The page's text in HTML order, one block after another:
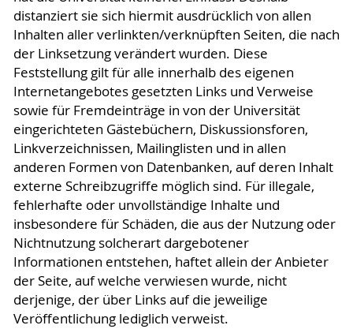
distanziert sie sich hiermit ausdrücklich von allen
Inhalten aller verlinkten/verknüpften Seiten, die nach
der Linksetzung verändert wurden. Diese
Feststellung gilt für alle innerhalb des eigenen
Internetangebotes gesetzten Links und Verweise
sowie für Fremdeinträge in von der Universität
eingerichteten Gästebüchern, Diskussionsforen,
Linkverzeichnissen, Mailinglisten und in allen
anderen Formen von Datenbanken, auf deren Inhalt
externe Schreibzugriffe möglich sind. Für illegale,
fehlerhafte oder unvollständige Inhalte und
insbesondere für Schäden, die aus der Nutzung oder
Nichtnutzung solcherart dargebotener
Informationen entstehen, haftet allein der Anbieter
der Seite, auf welche verwiesen wurde, nicht
derjenige, der über Links auf die jeweilige
Veröffentlichung lediglich verweist.